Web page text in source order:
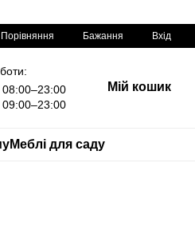
Порівняння Бажання Вхід
08:00–23:00
09:00–23:00
Мій кошик
Меблі для саду